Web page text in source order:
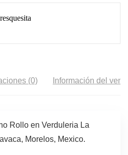
(0) Información del
Rollo en Verduleria La
Morelos, Mexico.